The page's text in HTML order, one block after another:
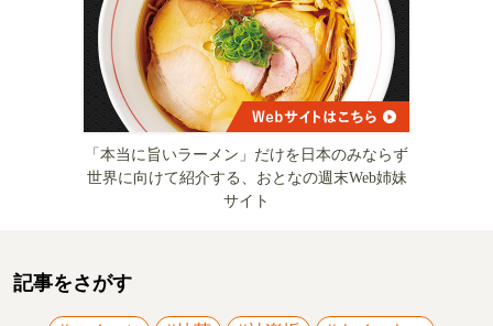
「本当に旨いラーメン」だけを日本のみならず
世界に向けて紹介する、おとなの週末Web姉妹
サイト
記事をさがす